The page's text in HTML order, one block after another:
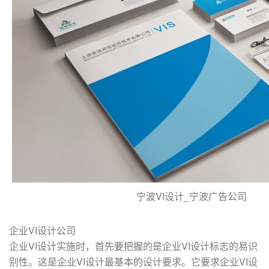
宁波VI设计_宁波广告公司
企业VI设计公司
企业VI设计实施时，首先要把握的是企业VI设计标志的易识
别性。这是企业VI设计最基本的设计要求。它要求企业VI设